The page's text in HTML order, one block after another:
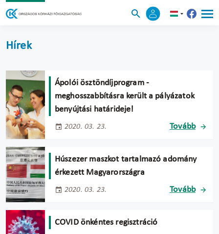
Hírek
Ápolói ösztöndíjprogram -
meghosszabbításra került a pályázatok
benyújtási határideje!
2020. 03. 23. Tovább
Húszezer maszkot tartalmazó adomány
érkezett Magyarországra
2020. 03. 23. Tovább
COVID önkéntes regisztráció